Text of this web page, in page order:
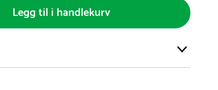
Legg til i handlekurv